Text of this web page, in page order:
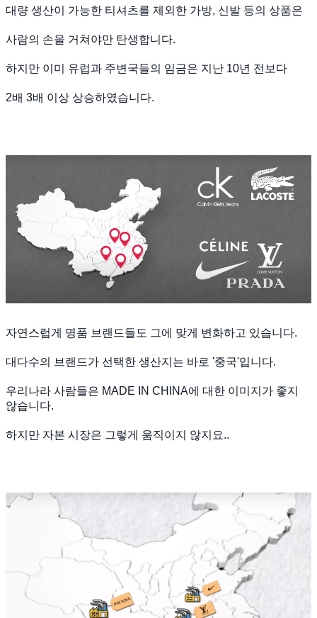
대량 생산이 가능한 티셔츠를 제외한 가방, 신발 등의 상품은
사람의 손을 거쳐야만 탄생합니다.
하지만 이미 유럽과 주변국들의 임금은 지난 10년 전보다
2배 3배 이상 상승하였습니다.
자연스럽게 명품 브랜드들도 그에 맞게 변화하고 있습니다.
대다수의 브랜드가 선택한 생산지는 바로 '중국'입니다.
우리나라 사람들은 MADE IN CHINA에 대한 이미지가 좋지
않습니다.
하지만 자본 시장은 그렇게 움직이지 않지요..